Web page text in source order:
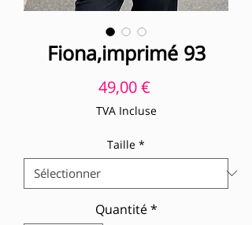
Fiona,imprimé 93
49,00 €Prix
TVA Incluse
Taille *
Quantité *